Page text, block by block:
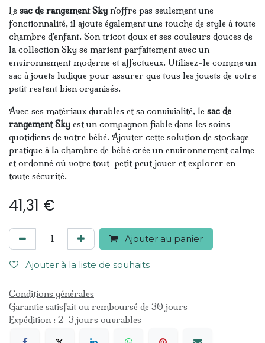
Le sac de rangement Sky n'offre pas seulement une
fonctionnalité, il ajoute également une touche de style à toute
chambre d'enfant. Son tricot doux et ses couleurs douces de
la collection Sky se marient parfaitement avec un
environnement moderne et affectueux. Utilisez-le comme un
sac à jouets ludique pour assurer que tous les jouets de votre
petit restent bien organisés.
Avec ses matériaux durables et sa convivialité, le sac de
rangement Sky est un compagnon fiable dans les soins
quotidiens de votre bébé. Ajouter cette solution de stockage
pratique à la chambre de bébé crée un environnement calme
et ordonné où votre tout-petit peut jouer et explorer en
toute sécurité.
41,31 €
Ajouter au panier
Ajouter à la liste de souhaits
Conditions générales
Garantie satisfait ou remboursé de 30 jours
Expédition : 2-3 jours ouvrables